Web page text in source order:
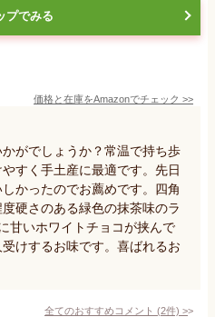
プでみる
価格と在庫をAmazonでチェック >>
がでしょうか？常温で持ち歩
すく手土産に最適です。先日
かったのでお薦めです。四角
硬さのある緑色の抹茶味のラ
甘いホワイトチョコが挟んで
けするお味です。喜ばれるお
全てのおすすめコメント (2件) >